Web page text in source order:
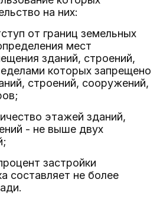
на них:
от границ земельных
мест
зданий, строений,
которых запрещено
строений, сооружений,
этажей зданий,
- не выше двух
застройки
составляет не более